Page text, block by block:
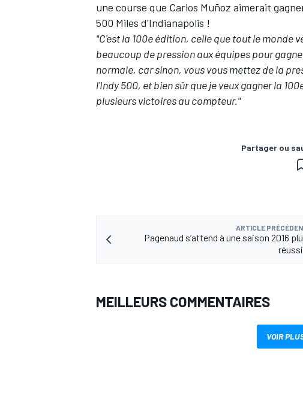
une course que Carlos Muñoz aimerait
500 Miles d'Indianapolis !
"C'est la 100e édition, celle que tout le monde
beaucoup de pression aux équipes pour
normale, car sinon, vous vous mettez de la
l'Indy 500, et bien sûr que je veux gagner la
plusieurs victoires au compteur."
Partager ou
ARTICLE
Pagenaud s’attend à une saison 2016
MEILLEURS COMMENTAIRES
VOIR